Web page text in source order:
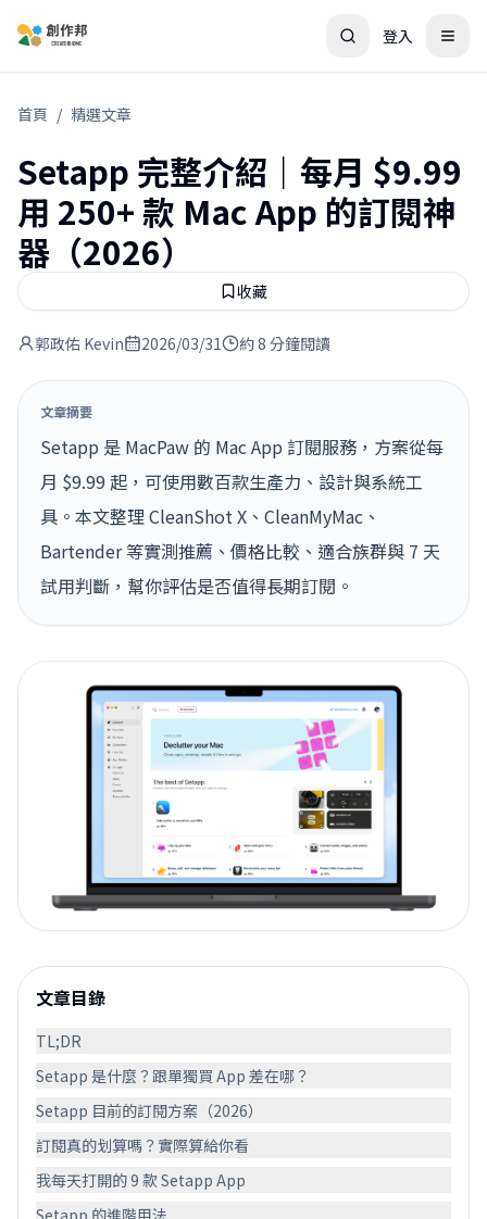
登入
首頁 / 精選文章
Setapp 完整介紹｜每月 $9.99
用 250+ 款 Mac App 的訂閱神
器（2026）
收藏
郭政佑 Kevin 2026/03/31 約 8 分鐘閱讀
文章摘要
Setapp 是 MacPaw 的 Mac App 訂閱服務，方案從每
月 $9.99 起，可使用數百款生產力、設計與系統工
具。本文整理 CleanShot X、CleanMyMac、
Bartender 等實測推薦、價格比較、適合族群與 7 天
試用判斷，幫你評估是否值得長期訂閱。
文章目錄
TL;DR
Setapp 是什麼？跟單獨買 App 差在哪？
Setapp 目前的訂閱方案（2026）
訂閱真的划算嗎？實際算給你看
我每天打開的 9 款 Setapp App